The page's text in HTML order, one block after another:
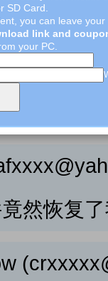
的人，
失的文件
然恢复
SD Card.
you can leave
link and
your PC.